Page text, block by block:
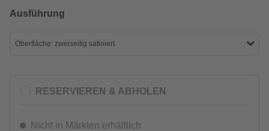
Ausführung
Oberfläche: zweiseitig satiniert
RESERVIEREN & ABHOLEN
Nicht in Märkten erhältlich